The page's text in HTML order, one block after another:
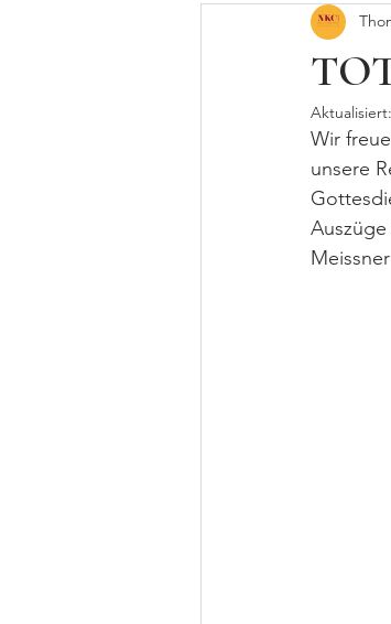
Kooperation
Aktualisiert:
Wir
unsere